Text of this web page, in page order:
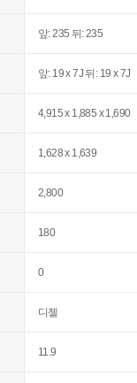
앞: 235 뒤: 235
앞: 19 x 7J 뒤: 19 x 7J
4,915 x 1,885 x 1,690
1,628 x 1,639
2,800
180
0
디젤
11.9